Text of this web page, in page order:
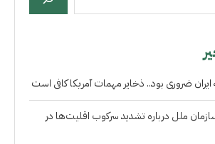
ضروری بود.. ذخایر مهمات آمریکا کافی است
ملل درباره تشدید سرکوب اقلیت‌ها در